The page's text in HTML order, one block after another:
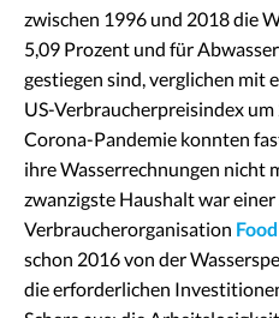
zwischen 1996 und 2018 die
5,09 Prozent und für
gestiegen sind, verglichen mit
US-Verbraucherpreisindex
Corona-Pandemie konnten
ihre Wasserrechnungen nicht
zwanzigste Haushalt war
Verbraucherorganisation
schon 2016 von der
die erforderlichen